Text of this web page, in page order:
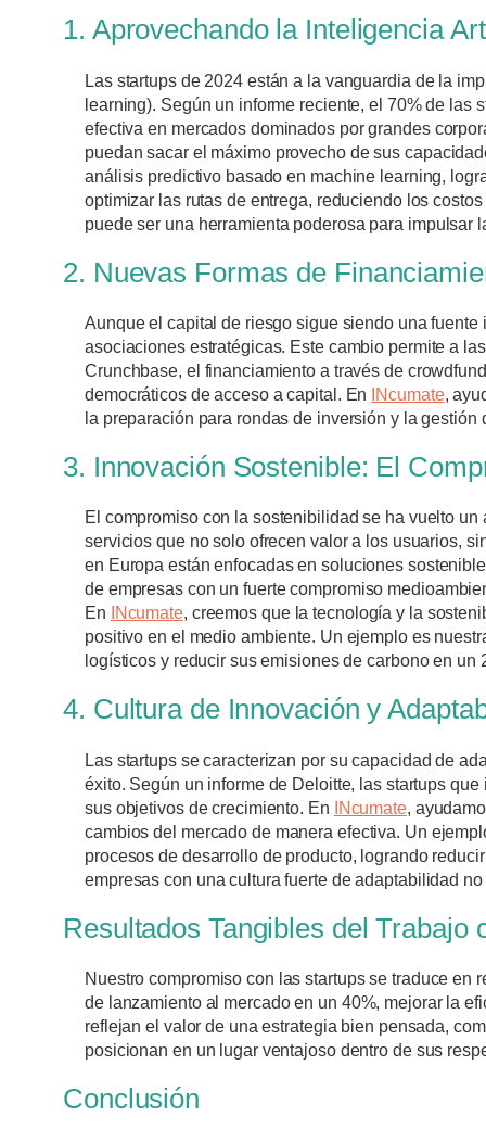
1. Aprovechando la Inteligencia
Las startups de 2024 están a la vanguardia de la
learning). Según un informe reciente, el 70% de las
efectiva en mercados dominados por grandes
puedan sacar el máximo provecho de sus
análisis predictivo basado en machine learning,
optimizar las rutas de entrega, reduciendo los
puede ser una herramienta poderosa para
2. Nuevas Formas de
Aunque el capital de riesgo sigue siendo una
asociaciones estratégicas. Este cambio permite a
Crunchbase, el financiamiento a través de
democráticos de acceso a capital. En INcumate,
la preparación para rondas de inversión y la gestión
3. Innovación Sostenible: El
El compromiso con la sostenibilidad se ha vuelto
servicios que no solo ofrecen valor a los usuarios,
en Europa están enfocadas en soluciones
de empresas con un fuerte compromiso
En
INcumate, creemos que la tecnología y la
positivo en el medio ambiente. Un ejemplo es
logísticos y reducir sus emisiones de carbono en
4. Cultura de Innovación y
Las startups se caracterizan por su capacidad de
éxito. Según un informe de Deloitte, las startups
sus objetivos de crecimiento. En INcumate,
cambios del mercado de manera efectiva. Un
procesos de desarrollo de producto, logrando
empresas con una cultura fuerte de adaptabilidad
Resultados Tangibles del Trabajo
Nuestro compromiso con las startups se traduce
de lanzamiento al mercado en un 40%, mejorar la
reflejan el valor de una estrategia bien pensada,
posicionan en un lugar ventajoso dentro de sus
Conclusión